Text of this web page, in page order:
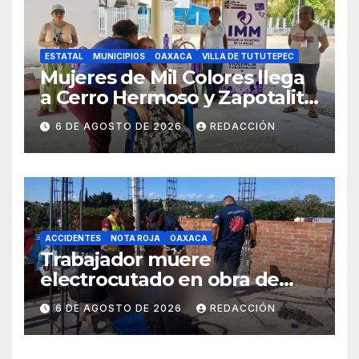
ESTATAL MUNICIPIOS OAXACA VILLA DE TUTUTEPEC
Mujeres de Mil Colores llega
a Cerro Hermoso y Zapotalito
para fortalecer redes de
apoyo y prevenir violencias
6 DE AGOSTO DE 2026 REDACCIÓN
ACCIDENTES NOTA ROJA OAXACA
Trabajador muere
electrocutado en obra de
Soledad Etla; dos jóvenes
resultan gravemente
lesionados
6 DE AGOSTO DE 2026 REDACCIÓN